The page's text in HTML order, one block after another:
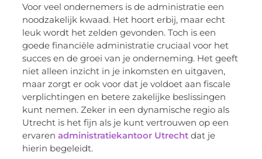
Voor veel ondernemers is de administratie een
noodzakelijk kwaad. Het hoort erbij, maar echt
leuk wordt het zelden gevonden. Toch is een
goede financiële administratie cruciaal voor het
succes en de groei van je onderneming. Het geeft
niet alleen inzicht in je inkomsten en uitgaven,
maar zorgt er ook voor dat je voldoet aan fiscale
verplichtingen en betere zakelijke beslissingen
kunt nemen. Zeker in een dynamische regio als
Utrecht is het fijn als je kunt vertrouwen op een
ervarenadministratiekantoor Utrecht dat je
hierin begeleidt.